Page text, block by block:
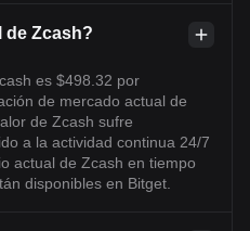
de Zcash?
es $498.32 por
de mercado actual de
de Zcash sufre
a la actividad continua 24/7
actual de Zcash en tiempo
disponibles en Bitget.